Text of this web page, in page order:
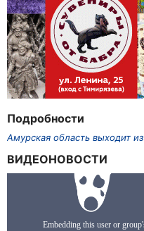
Подробности
Амурская область выходит
ВИДЕОНОВОСТИ